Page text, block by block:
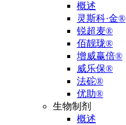
概述
灵斯科·金®
锐超麦®
佰靓珑®
增威赢倍®
威乐保®
法砣®
优助®
生物制剂
概述